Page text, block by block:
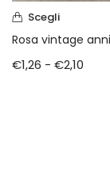
Scegli
Rosa vintage
€1,26 - €2,10